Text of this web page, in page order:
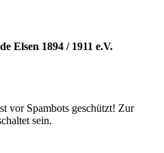
Elsen 1894 / 1911 e.V.
vor Spambots geschützt! Zur
sein.